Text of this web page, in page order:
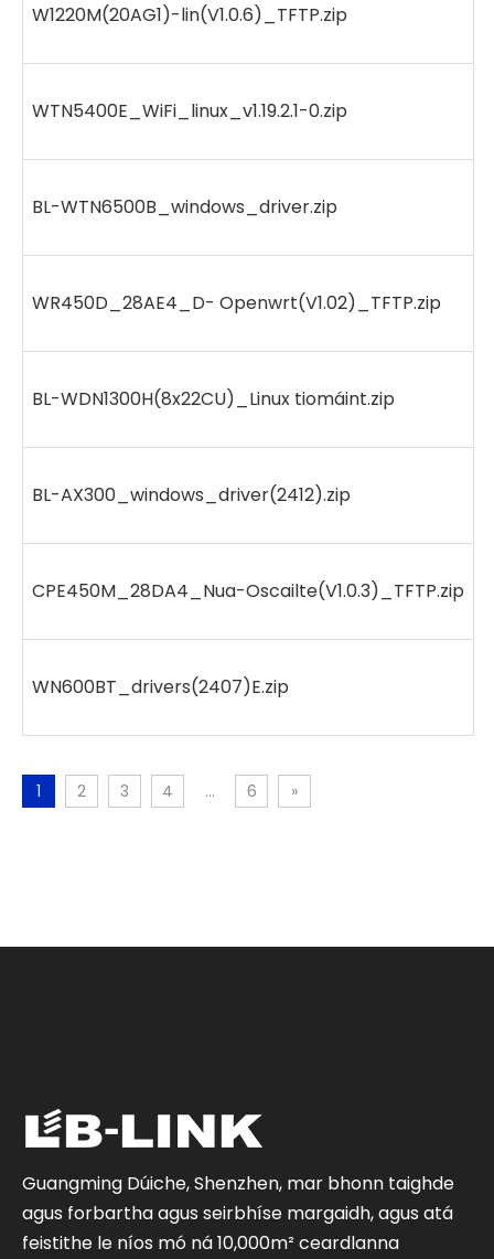
W1220M(20AG1)-lin(V1.0.6)_TFTP.zip
WTN5400E_WiFi_linux_v1.19.2.1-0.zip
BL-WTN6500B_windows_driver.zip
WR450D_28AE4_D- Openwrt(V1.02)_TFTP.zip
BL-WDN1300H(8x22CU)_Linux tiomáint.zip
BL-AX300_windows_driver(2412).zip
CPE450M_28DA4_Nua-Oscailte(V1.0.3)_TFTP.zip
WN600BT_drivers(2407)E.zip
1 2 3 4 ... 6 »
Guangming Dúiche, Shenzhen, mar bhonn taighde
agus forbartha agus seirbhíse margaidh, agus atá
feistithe le níos mó ná 10,000m² ceardlanna